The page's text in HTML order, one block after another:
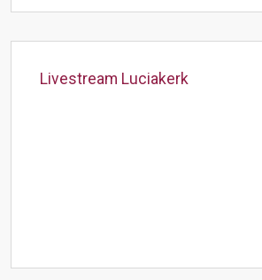
Livestream Luciakerk